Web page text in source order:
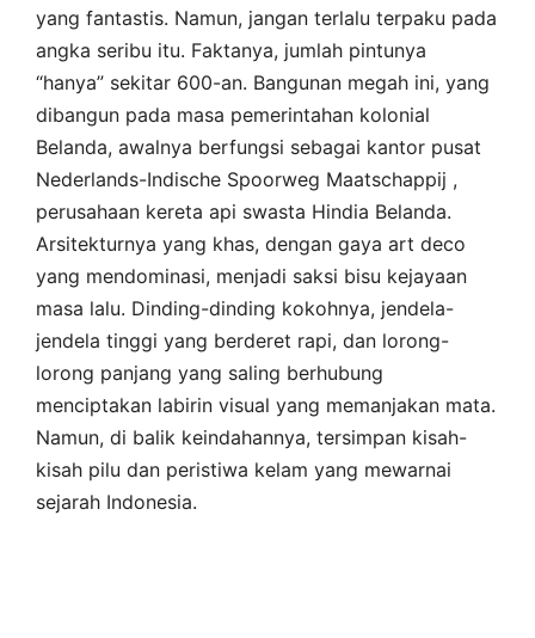
yang fantastis. Namun, jangan terlalu terpaku pada
angka seribu itu. Faktanya, jumlah pintunya
“hanya” sekitar 600-an. Bangunan megah ini, yang
dibangun pada masa pemerintahan kolonial
Belanda, awalnya berfungsi sebagai kantor pusat
Nederlands-Indische Spoorweg Maatschappij ,
perusahaan kereta api swasta Hindia Belanda.
Arsitekturnya yang khas, dengan gaya art deco
yang mendominasi, menjadi saksi bisu kejayaan
masa lalu. Dinding-dinding kokohnya, jendela-
jendela tinggi yang berderet rapi, dan lorong-
lorong panjang yang saling berhubung
menciptakan labirin visual yang memanjakan mata.
Namun, di balik keindahannya, tersimpan kisah-
kisah pilu dan peristiwa kelam yang mewarnai
sejarah Indonesia.